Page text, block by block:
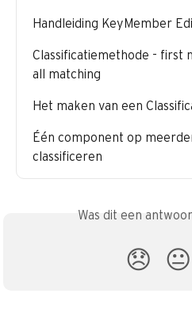
Handleiding KeyMember
Classificatiemethode - first
all matching
Het maken van een
Één component op
classificeren
Was dit een
😞 😐